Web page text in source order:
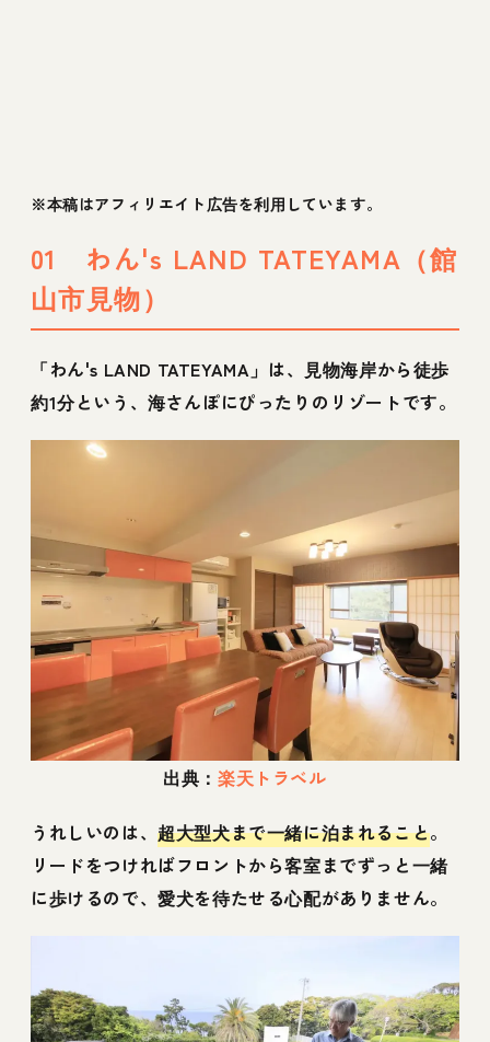
※本稿はアフィリエイト広告を利用しています。
01 わん's LAND TATEYAMA（館
山市見物）
「わん's LAND TATEYAMA」は、見物海岸から徒歩
約1分という、海さんぽにぴったりのリゾートです。
出典：楽天トラベル
うれしいのは、超大型犬まで一緒に泊まれること。
リードをつければフロントから客室までずっと一緒
に歩けるので、愛犬を待たせる心配がありません。